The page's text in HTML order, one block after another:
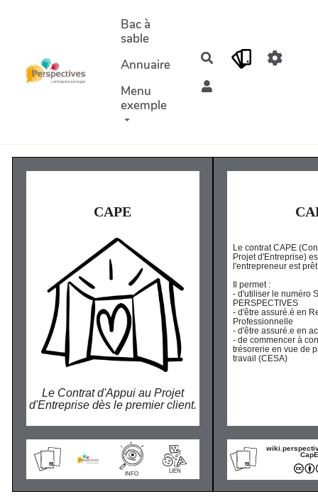
Aller au contenu principal
Bac à
sable
Annuaire
Menu
exemple
Rechercher
CAPE
Le Contrat d'Appui au Projet
d'Entreprise dès le premier client.
INFO
LIEN
Le contrat CAPE
Projet d'Entreprise)
l'entrepreneur est
Il permet :
- d'utiliser le numéro
PERSPECTIVES
- d'être assuré.é en
Professionnelle
- d'être assuré.e en
- de commencer à
trésorerie en vue de
travail (CESA)